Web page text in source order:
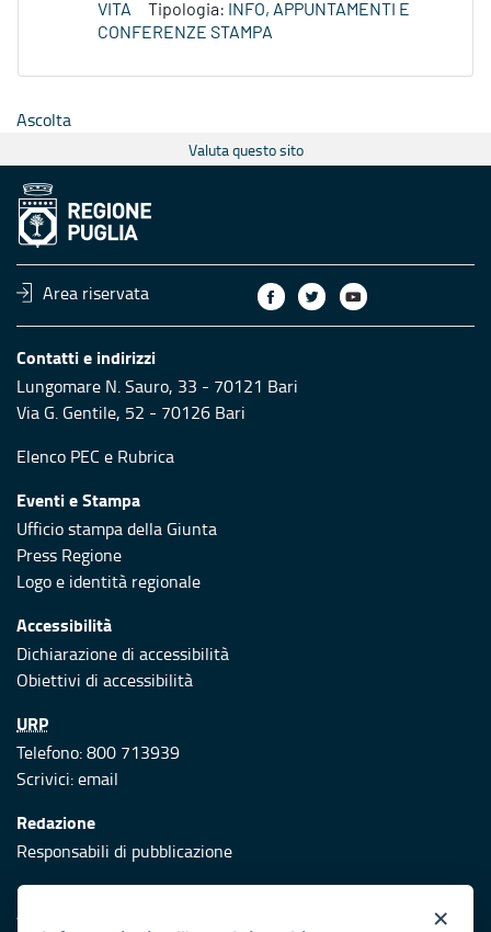
VITA
Tipologia:
INFO, APPUNTAMENTI E
CONFERENZE STAMPA
Ascolta
Valuta questo sito
Area riservata
Contatti e indirizzi
Lungomare N. Sauro, 33 - 70121 Bari
Via G. Gentile, 52 - 70126 Bari
Elenco PEC e Rubrica
Eventi e Stampa
Ufficio stampa della Giunta
Press Regione
Logo e identità regionale
Accessibilità
Dichiarazione di accessibilità
Obiettivi di accessibilità
URP
Telefono: 800 713939
Scrivici:email
Redazione
Responsabili di pubblicazione
Protezione civile
Vai al sito di Protezione Civile Puglia ×